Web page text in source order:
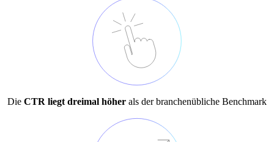
Die CTR liegt dreimal höher als der branchenübliche Benchmark